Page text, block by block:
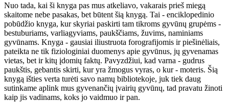
Nuo tada, kai ši knyga pas mus atkeliavo, vakarais prieš miegą
skaitome nebe pasakas, bet būtent šią knygą. Tai - enciklopedinio
pobūdžio knyga, kur skyriai paskirti tam tikroms gyvūnų grupėms -
bestuburiams, varliagyviams, paukščiams, žuvims, naminiams
gyvūnams. Knyga - gausiai iliustruota forografijomis ir piešinėliais,
pateikta ne tik fiziologiniai duomenys apie gyvūnus, jų gyvenamas
vietas, bet ir kitų įdomių faktų. Pavyzdžiui, kad varna - gudrus
paukštis, gebantis skirti, kur yra žmogus vyras, o kur - moteris. Šią
knygą išties verta turėti savo namų bibliotekoje, juk tiek daug
sutinkame aplink mus gyvenančių įvairių gyvūnų, tad pravatu žinoti
kaip jis vadinams, koks jo vaidmuo ir pan.